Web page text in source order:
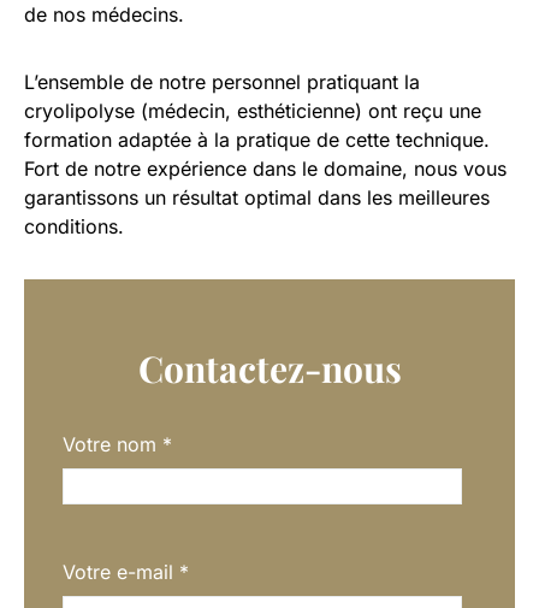
de nos médecins.
L’ensemble de notre personnel pratiquant la
cryolipolyse (médecin, esthéticienne) ont reçu une
formation adaptée à la pratique de cette technique.
Fort de notre expérience dans le domaine, nous vous
garantissons un résultat optimal dans les meilleures
conditions.
Contactez-nous
Votre nom *
Votre e-mail *